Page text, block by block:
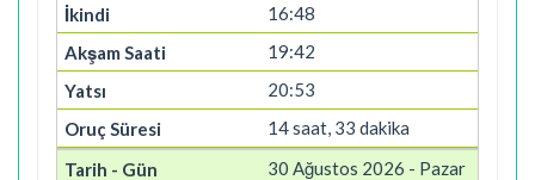
16:48
19:42
20:53
14 saat, 33 dakika
30 Ağustos 2026 - Pazar